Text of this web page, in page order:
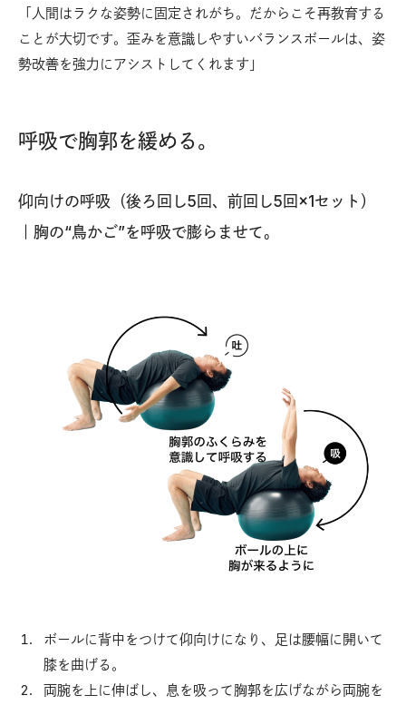
「人間はラクな姿勢に固定されがち。だからこそ再教育する
ことが大切です。歪みを意識しやすいバランスボールは、姿
勢改善を強力にアシストしてくれます」
呼吸で胸郭を緩める。
仰向けの呼吸（後ろ回し5回、前回し5回×1セット）
｜胸の“鳥かご”を呼吸で膨らませて。
ボールに背中をつけて仰向けになり、足は腰幅に開いて
膝を曲げる。
両腕を上に伸ばし、息を吸って胸郭を広げながら両腕を